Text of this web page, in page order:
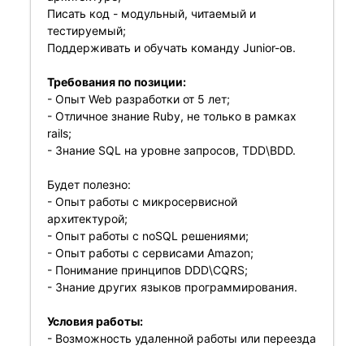
Писать код - модульный, читаемый и
тестируемый;
Поддерживать и обучать команду Junior-ов.
Требования по позиции:
- Опыт Web разработки от 5 лет;
- Отличное знание Ruby, не только в рамках
rails;
- Знание SQL на уровне запросов, TDD\BDD.
Будет полезно:
- Опыт работы с микросервисной
архитектурой;
- Опыт работы с noSQL решениями;
- Опыт работы с сервисами Amazon;
- Понимание принципов DDD\CQRS;
- Знание других языков программирования.
Условия работы:
- Возможность удаленной работы или переезда